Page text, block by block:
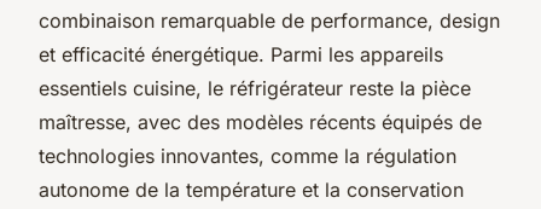
combinaison remarquable de performance, design
et efficacité énergétique. Parmi les appareils
essentiels cuisine, le réfrigérateur reste la pièce
maîtresse, avec des modèles récents équipés de
technologies innovantes, comme la régulation
autonome de la température et la conservation